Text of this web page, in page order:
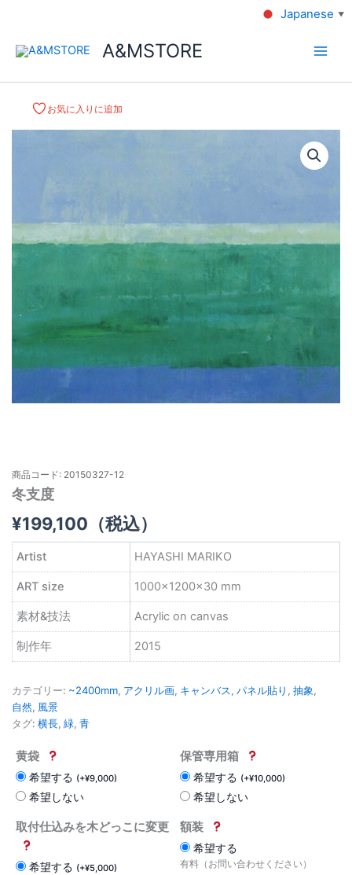
A&MSTORE
お気に入りに追加
商品コード: 20150327-12
冬支度
¥199,100 （税込）
Artist HAYASHI MARIKO
ART size 1000×1200×30 mm
素材&技法 Acrylic on canvas
制作年 2015
カテゴリー: ~2400mm, アクリル画, キャンバス, パネル貼り , 抽象,
自然, 風景
タグ: 横長, 緑, 青
黄袋
希望する (+¥9,000)
希望しない
保管専用箱
希望する (+¥10,000)
希望しない
取付仕込みを木どっこに変更
希望する (+¥5,000)
額装
希望する
有料（お問い合わせください）
Japanese ▼